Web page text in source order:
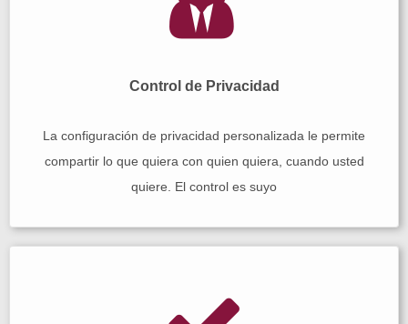
Control de Privacidad
La configuración de privacidad personalizada le permite
compartir lo que quiera con quien quiera, cuando usted
quiere. El control es suyo